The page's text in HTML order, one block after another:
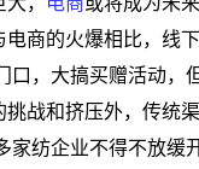
商的火爆相比，线
，大搞买赠活动，
战和挤压外，传统
纺企业不得不放缓